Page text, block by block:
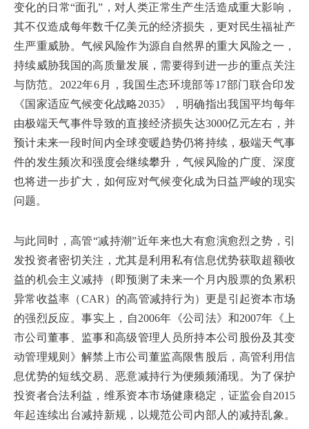
变化的日常“面孔”，对人类正常生产生活造成重大影响，
其不仅造成每年数千亿美元的经济损失，更对民生福祉产
生严重威胁。气候风险作为源自自然界的重大风险之一，
持续威胁我国的高质量发展，需要得到进一步的重点关注
与防范。2022年6月，我国生态环境部等17部门联合印发
《国家适应气候变化战略2035》，明确指出我国平均每年
由极端天气事件导致的直接经济损失达3000亿元左右，并
预计未来一段时间内全球变暖趋势仍将持续，极端天气事
件的发生频次和强度会继续攀升，气候风险的广度、深度
也将进一步扩大，如何应对气候变化成为日益严峻的现实
问题。
与此同时，高管“减持潮”近年来也大有愈演愈烈之势，引
发投资者密切关注，尤其是利用私有信息优势获取超额收
益的机会主义减持（即预测了未来一个月内股票的负累积
异常收益率（CAR）的高管减持行为）更是引起资本市场
的强烈反应。事实上，自2006年《公司法》和2007年《上
市公司董事、监事和高级管理人员所持本公司股份及其变
动管理规则》解禁上市公司董监高限售股后，高管利用信
息优势的短线交易、恶意减持行为便频频涌现。为了保护
投资者合法利益，维系资本市场健康稳定，证监会自2015
年起连续出台减持新规，以规范公司内部人的减持乱象。